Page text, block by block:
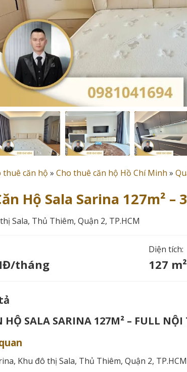
thuê căn hộ » Cho thuê căn hộ Hồ Chí Minh »
Hộ Sala Sarina 127m² –
Sala, Thủ Thiêm, Quận 2, TP.HCM
tháng
Diện tích:
127 m²
HỘ SALA SARINA 127M² – FULL NỘI
Khu đô thị Sala, Thủ Thiêm, Quận 2, TP.HCM